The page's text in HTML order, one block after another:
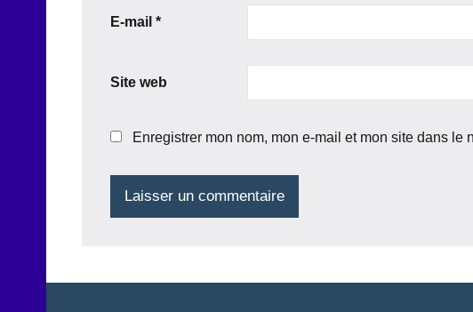
E-mail *
Site web
Enregistrer mon nom, mon e-mail et mon site dans